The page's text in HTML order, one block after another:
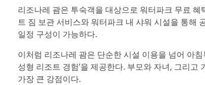
리조나레 괌은 투숙객을 대상으로 워터파크 무료
트 짐 보관 서비스와 워터파크 내 샤워 시설을 통해
일정 구성이 가능하다.
이처럼 리조나레 괌은 단순한 시설 이용을 넘어 아
성형 리조트 경험’을 제공한다. 부모와 자녀, 그리
가장 큰 강점이다.